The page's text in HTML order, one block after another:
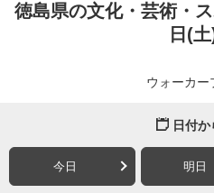
徳島県の文化・芸術・
日(土
ウォーカー
日付
今日 明日